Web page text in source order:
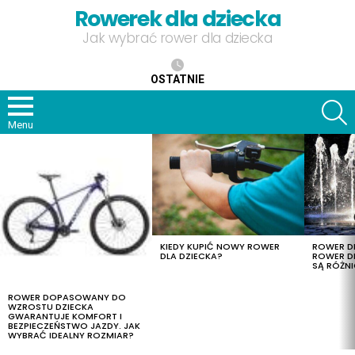
Rowerek dla dziecka
Jak wybrać rower dla dziecka
OSTATNIE
Menu
ROWER DOPASOWANY DO
WZROSTU DZIECKA
GWARANTUJE KOMFORT I
BEZPIECZEŃSTWO JAZDY. JAK
WYBRAĆ IDEALNY ROZMIAR?
KIEDY KUPIĆ NOWY ROWER
DLA DZIECKA?
ROWER
ROWER
SĄ